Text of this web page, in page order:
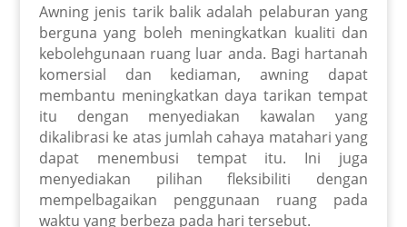
Awning jenis tarik balik adalah pelaburan yang
berguna yang boleh meningkatkan kualiti dan
kebolehgunaan ruang luar anda. Bagi hartanah
komersial dan kediaman, awning dapat
membantu meningkatkan daya tarikan tempat
itu dengan menyediakan kawalan yang
dikalibrasi ke atas jumlah cahaya matahari yang
dapat menembusi tempat itu. Ini juga
menyediakan pilihan fleksibiliti dengan
mempelbagaikan penggunaan ruang pada
waktu yang berbeza pada hari tersebut.